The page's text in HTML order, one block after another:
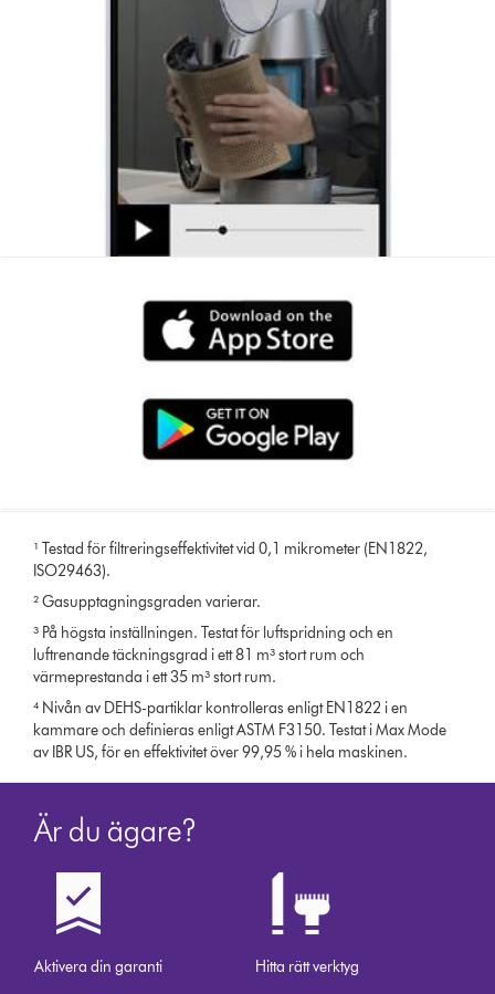
¹ Testad för filtreringseffektivitet vid 0,1 mikrometer (EN1822,
ISO29463).
² Gasupptagningsgraden varierar.
³ På högsta inställningen. Testat för luftspridning och en
luftrenande täckningsgrad i ett 81 m³ stort rum och
värmeprestanda i ett 35 m³ stort rum.
⁴ Nivån av DEHS-partiklar kontrolleras enligt EN1822 i en
kammare och definieras enligt ASTM F3150. Testat i Max Mode
av IBR US, för en effektivitet över 99,95 % i hela maskinen.
Är du ägare?
Aktivera din garanti Hitta rätt verktyg